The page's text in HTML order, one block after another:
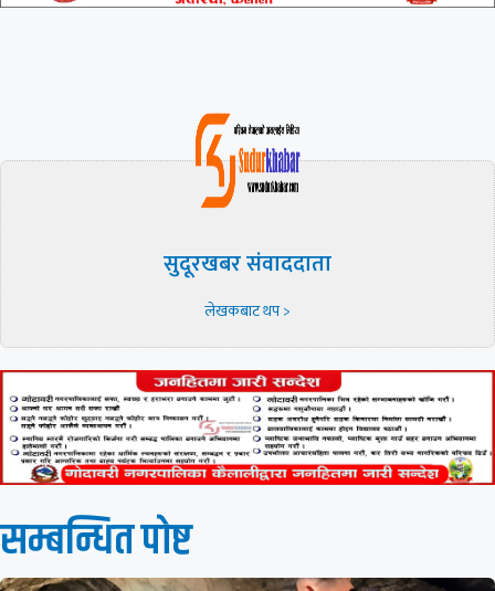
सुदूरखबर संवाददाता
लेखकबाट थप >
सम्बन्धित पाेष्ट